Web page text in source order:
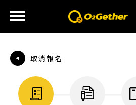
取消報名